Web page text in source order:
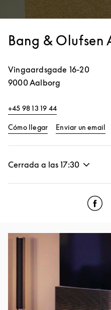
Bang & Olufsen
Vingaardsgade 16-20
9000Aalborg
+45 98 13 19 44
Cómo llegarLink Opens in New
Enviar un email
Cerrada a las 17:30
Click
Imagen del evento